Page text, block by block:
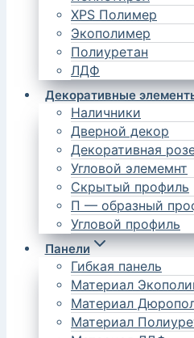
XPS Полимер
Экополимер
Полиуретан
ЛДФ
Декоративные
Наличники
Дверной декор
Декоративная
Угловой элемемнт
Скрытый профиль
П — образный
Угловой профиль
Панели
Гибкая панель
Материал
Материал
Материал